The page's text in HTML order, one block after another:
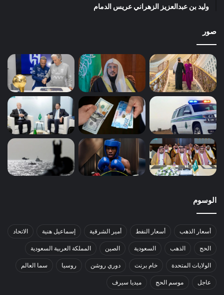
وليد بن عبدالعزيز الزهراني عريس الدمام
صور
الوسوم
أسعار الذهب أسعار النفط أمير الشرقية إسماعيل هنية الاتحاد
الحج الذهب السعودية الصين المملكة العربية السعودية
الولايات المتحدة خام برنت دوري روشن روسيا سما العالم
عاجل موسم الحج ميديا سيرف